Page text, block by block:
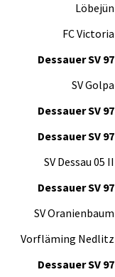
Löbejün
FC Victoria
Dessauer SV 97
SV Golpa
Dessauer SV 97
Dessauer SV 97
SV Dessau 05 II
Dessauer SV 97
SV Oranienbaum
Vorfläming Nedlitz
Dessauer SV 97